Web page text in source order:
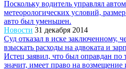
Поскольку водитель управлял
метеорологических условий,
авто был уменьшен.
Новости 31 декабря 2014
Суд отказал в иске заключенному,
взыскать расходы на адвоката и
Истец заявил, что был оправдан по
значит, имеет право на